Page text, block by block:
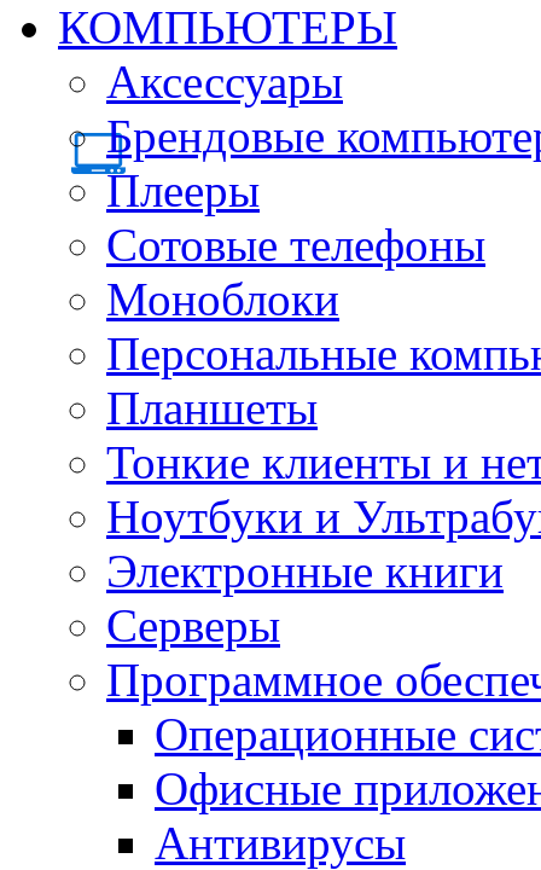
КОМПЬЮТЕРЫ
Аксессуары
Брендовые
Плееры
Сотовые телефоны
Моноблоки
Персональные
Планшеты
Тонкие клиенты и
Ноутбуки и
Электронные книги
Серверы
Программное
Операционные
Офисные
Антивирусы